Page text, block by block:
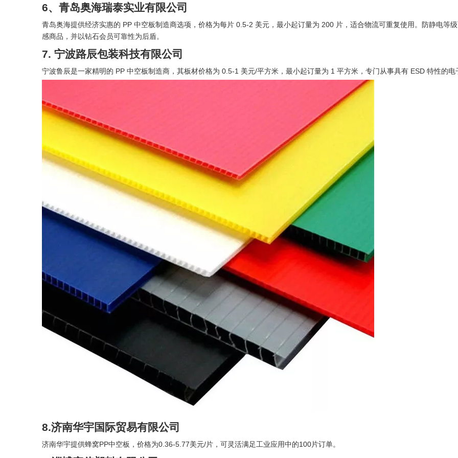
6、青岛奥海瑞泰实业有限公司
青岛奥海提供经济实惠的 PP 中空板制造商选项，价格为每片 0.5-2 美元，最小起订量为 200 片，适合物流可重复使用。防静电等
感商品，并以钻石会员可靠性为后盾。
7. 宁波路辰包装科技有限公司
宁波鲁辰是一家精明的 PP 中空板制造商，其板材价格为 0.5-1 美元/平方米，最小起订量为 1 平方米，专门从事具有 ESD 特性的电
8.济南华宇国际贸易有限公司
济南华宇提供蜂窝PP中空板，价格为0.36-5.77美元/片，可灵活满足工业应用中的100片订单。